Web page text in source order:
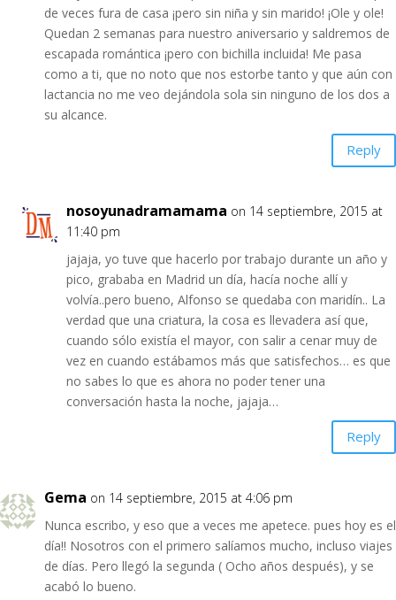
de veces fura de casa ¡pero sin niña y sin marido! ¡Ole y ole!
Quedan 2 semanas para nuestro aniversario y saldremos de
escapada romántica ¡pero con bichilla incluida! Me pasa
como a ti, que no noto que nos estorbe tanto y que aún con
lactancia no me veo dejándola sola sin ninguno de los dos a
su alcance.
Reply
nosoyunadramamama on 14 septiembre, 2015 at
11:40 pm
jajaja, yo tuve que hacerlo por trabajo durante un año y
pico, grababa en Madrid un día, hacía noche allí y
volvía..pero bueno, Alfonso se quedaba con maridín.. La
verdad que una criatura, la cosa es llevadera así que,
cuando sólo existía el mayor, con salir a cenar muy de
vez en cuando estábamos más que satisfechos… es que
no sabes lo que es ahora no poder tener una
conversación hasta la noche, jajaja…
Reply
Gema on 14 septiembre, 2015 at 4:06 pm
Nunca escribo, y eso que a veces me apetece. pues hoy es el
día!! Nosotros con el primero salíamos mucho, incluso viajes
de días. Pero llegó la segunda ( Ocho años después), y se
acabó lo bueno.